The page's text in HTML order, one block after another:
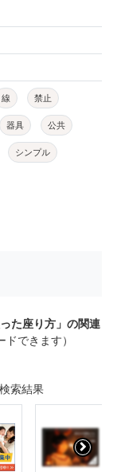
線 禁止
器具 公共
シンプル
た座り方」の関連
ドできます）
索結果